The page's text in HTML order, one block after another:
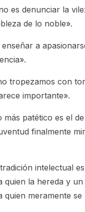
es denunciar la
de lo noble».
a
tropezamos con
importante».
más patético es el
finalmente
intelectual
quien la hereda y
quien meramente se